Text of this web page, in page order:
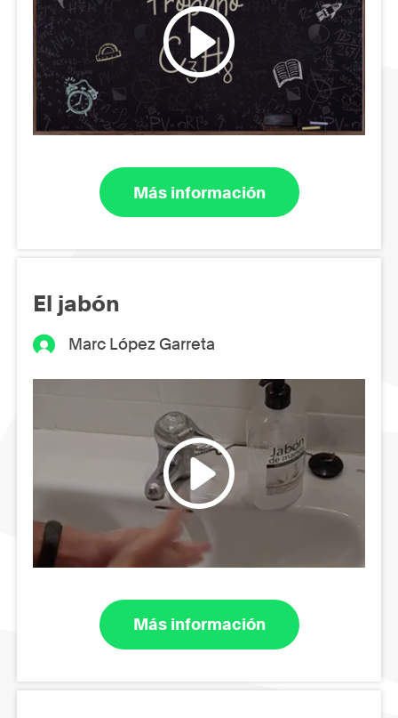
Más información
El jabón
Marc López Garreta
Más información